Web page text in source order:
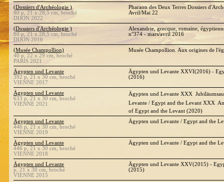
(Dossiers d'Archéologie )
80 p, 21 x 28,5 cm, broché
DIJON 2022
Pharaon des Deux Terres Dossiers
Avril/Mai 22
(Dossiers d'Archéologie )
80 p, 21 x 28,5 cm, broché
DIJON 2016
Alexandrie, grecque, romaine,
n°374 - mars/avril 2016
(Musée Champollion)
40 p, 22 x 29 cm, broché
PARIS 2021
Musée Champollion. Aux origines de
Ägypten und Levante
392 p, 21 x 30 cm, broché
VIENNE 2017
Ägypten und Levante XXVI(2016) -
(2016)
Ägypten und Levante
633 p, 21 x 30 cm, broché
VIENNE 2021
Ägypten und Levante XXX 
Levante / Egypt and the Levant XXX 
of Egypt and the Levant (2020)
Ägypten und Levante
446 p, 21 x 30 cm, broché
VIENNE 2019
Ägypten und Levante / Egypt and the
Ägypten und Levante
446 p, 21 x 30 cm, broché
VIENNE 2018
Ägypten und Levante / Egypt and the
Ägypten und Levante
p, 21 x 30 cm, broché
VIENNE 2015
Ägypten und Levante XXV(2015) -
(2015)